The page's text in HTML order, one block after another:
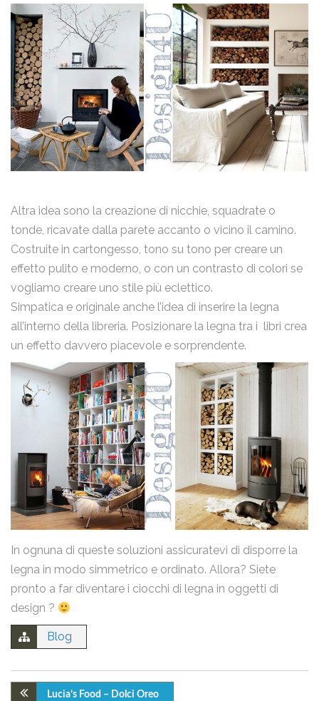
Altra idea sono la creazione di nicchie, squadrate o
tonde, ricavate dalla parete accanto o vicino il camino.
Costruite in cartongesso, tono su tono per creare un
effetto pulito e moderno, o con un contrasto di colori se
vogliamo creare uno stile più eclettico.
Simpatica e originale anche l’idea di inserire la legna
all’interno della libreria. Posizionare la legna tra i libri crea
un effetto davvero piacevole e sorprendente.
In ognuna di queste soluzioni assicuratevi di disporre la
legna in modo simmetrico e ordinato. Allora? Siete
pronto a far diventare i ciocchi di legna in oggetti di
design ?
Blog
Lucia’s Food – Dolci Oreo
email
Nome
Messaggio
Ho letto laPrivacy Policye acconsento al trattamento dei
miei dati personali.
Invia